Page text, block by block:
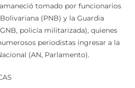
(PNB) y la Guardia
policía militarizada), quienes
periodistas ingresar a la
(AN, Parlamento).